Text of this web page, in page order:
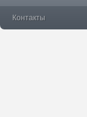
Контакты